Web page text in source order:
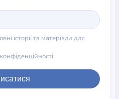
історії та матеріали для